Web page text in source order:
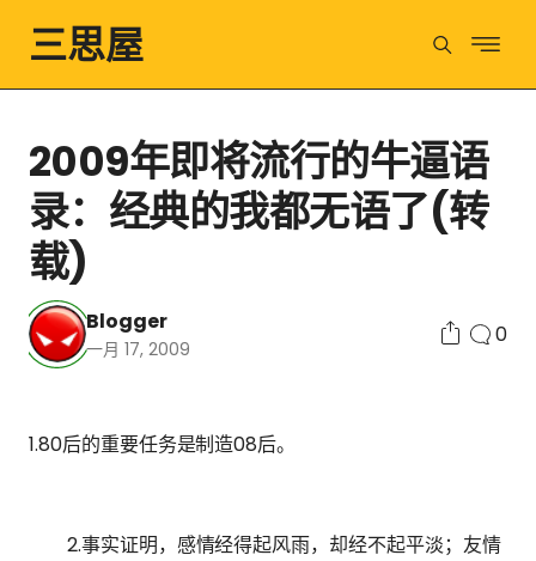
三思屋
2009年即将流行的牛逼语
录：经典的我都无语了(转
载)
Blogger
一月 17, 2009
0
1.80后的重要任务是制造08后。
2.事实证明，感情经得起风雨，却经不起平淡；友情